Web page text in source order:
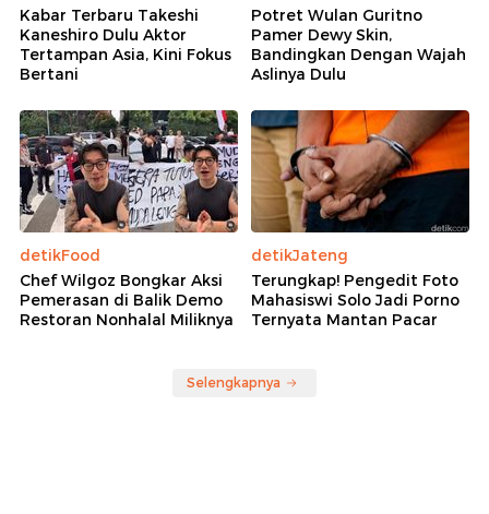
Kabar Terbaru Takeshi
Kaneshiro Dulu Aktor
Tertampan Asia, Kini Fokus
Bertani
Potret Wulan Guritno
Pamer Dewy Skin,
Bandingkan Dengan Wajah
Aslinya Dulu
detikFood
Chef Wilgoz Bongkar Aksi
Pemerasan di Balik Demo
Restoran Nonhalal Miliknya
detikJateng
Terungkap! Pengedit Foto
Mahasiswi Solo Jadi Porno
Ternyata Mantan Pacar
Selengkapnya